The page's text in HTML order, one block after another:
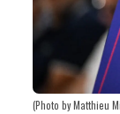
(Photo by Matthieu